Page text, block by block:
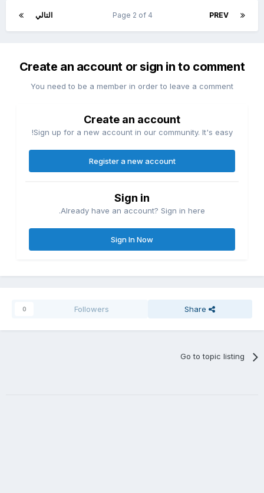
PREV التالي Page 2 of 4
Create an account or sign in to comment
You need to be a member in order to leave a comment
Create an account
Sign up for a new account in our community. It's easy!
Register a new account
Sign in
Already have an account? Sign in here.
Sign In Now
Share
Followers
0
Go to topic listing